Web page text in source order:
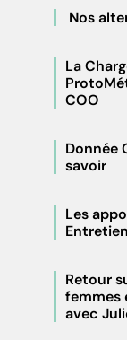
Nos
La
COO
Donnée
savoir
Les
Retour
femmes
avec